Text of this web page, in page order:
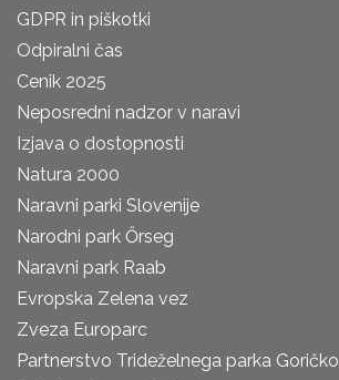
GDPR in piškotki
Odpiralni čas
Cenik 2025
Neposredni nadzor v naravi
Izjava o dostopnosti
Natura 2000
Naravni parki Slovenije
Narodni park Őrseg
Naravni park Raab
Evropska Zelena vez
Zveza Europarc
Partnerstvo Trideželnega parka